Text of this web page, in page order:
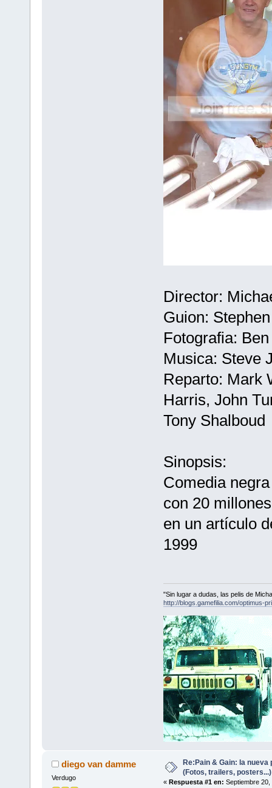
Director:
Guion:
Fotografia:
Musica: Steve
Reparto: Mark
Harris, John
Tony Shalboud
Sinopsis:
Comedia
con 20
en un artículo
1999
"Sin lugar a dudas, las pelis de
http://blogs.gamefilia.com/optimus-
diego van damme
Verdugo
Re:Pain & Gain: la nueva
(Fotos, trailers, posters...)
« Respuesta #1 en: Septiembre